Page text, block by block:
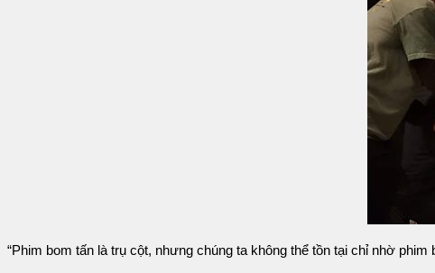
“Phim bom tấn là trụ cột, nhưng chúng ta không thể tồn tại chỉ nhờ